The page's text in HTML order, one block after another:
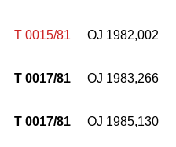
T 0015/81 OJ 1982,002
T 0017/81 OJ 1983,266
T 0017/81 OJ 1985,130